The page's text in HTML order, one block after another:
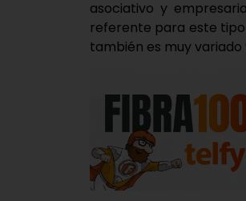
asociativo y
referente para este
también es muy variado